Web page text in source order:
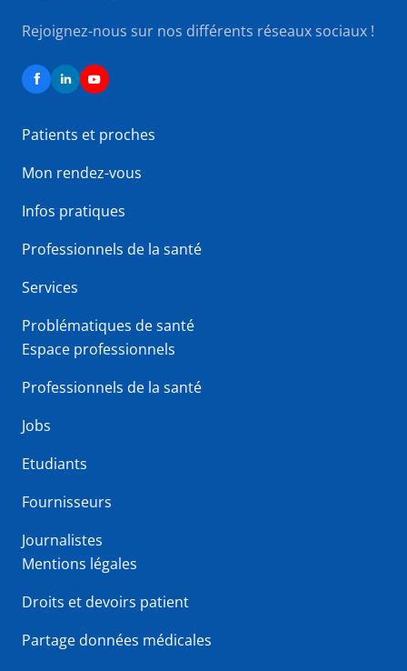
Rejoignez-nous sur nos différents réseaux sociaux !
Patients et proches
Mon rendez-vous
Infos pratiques
Professionnels de la santé
Services
Problématiques de santé
Espace professionnels
Professionnels de la santé
Jobs
Etudiants
Fournisseurs
Journalistes
Mentions légales
Droits et devoirs patient
Partage données médicales